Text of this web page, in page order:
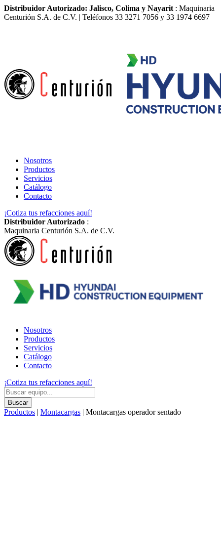
Distribuidor Autorizado: Jalisco, Colima y Nayarit : Maquinaria
Centurión S.A. de C.V. | Teléfonos 33 3271 7056 y 33 1974 6697
Nosotros
Productos
Servicios
Catálogo
Contacto
¡Cotiza tus refacciones aquí!
Distribuidor Autorizado :
Maquinaria Centurión S.A. de C.V.
Nosotros
Productos
Servicios
Catálogo
Contacto
¡Cotiza tus refacciones aquí!
Products
search
Buscar
Productos | Montacargas | Montacargas operador sentado